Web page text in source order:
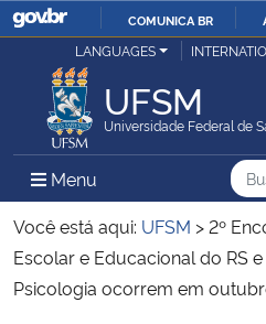
IR
COMUNICA BR
Ministério da Justiça e Segurança Pública
Ministério da Defesa
Ministério das Relações Exteriores
Ministério da Economia
LANGUAGES
UFSM
Universidade Federal de
Menu Menu Principal do
Você está aqui: UFSM >2º
Escolar e Educacional do RS
Psicologia ocorrem em